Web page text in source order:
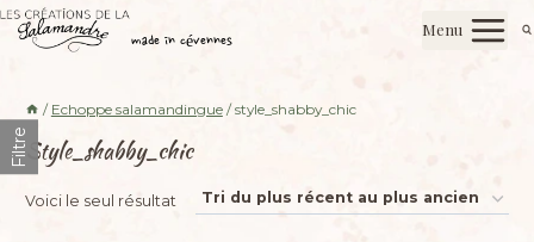
Aller
au
made in cévennes
Menu
/ Echoppe salamandingue / style_shabby_chic
Style_shabby_chic
Voici le seul résultat
Filtre